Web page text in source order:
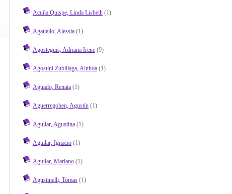
Acuña Quispe, Linda Lisbeth(1)
Agatiello, Alessia(1)
Agosteguis, Adriana Irene(9)
Agostini Zubillaga, Ainhoa(1)
Aguado, Renata(1)
Aguerregohen, Agustín(1)
Aguilar, Agustina(1)
Aguilar, Ignacio(1)
Aguilar, Mariano(1)
Agustinelli, Tomas(1)